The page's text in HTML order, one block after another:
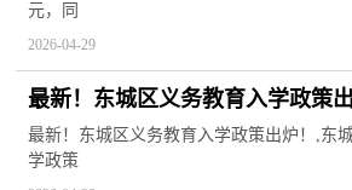
元，同
2026-04-29
最新！东城区义务教育入学政策
最新！东城区义务教育入学政策出炉！,东
学政策